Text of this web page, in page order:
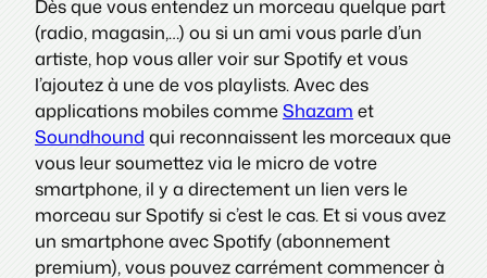
Dès que vous entendez un morceau quelque part
(radio, magasin,…) ou si un ami vous parle d’un
artiste, hop vous aller voir sur Spotify et vous
l’ajoutez à une de vos playlists. Avec des
applications mobiles commeShazam et
Soundhound qui reconnaissent les morceaux que
vous leur soumettez via le micro de votre
smartphone, il y a directement un lien vers le
morceau sur Spotify si c’est le cas. Et si vous avez
un smartphone avec Spotify (abonnement
premium), vous pouvez carrément commencer à